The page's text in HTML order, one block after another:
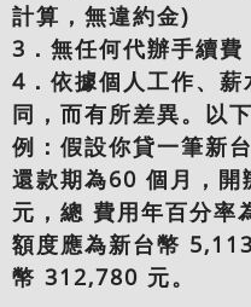
計算，無違約金)
3．無任何代辦手續費
4．依據個人工作、
同，而有所差異。以
例：假設你貸一筆新
還款期為60 個月，
元，總 費用年百分率
額度應為新台幣
幣 312,780 元。